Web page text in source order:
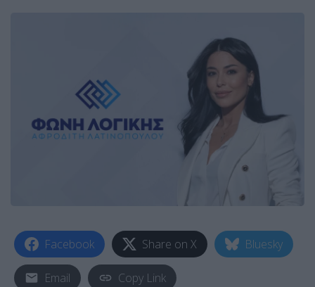
Facebook Share on X Bluesky
Email Copy Link